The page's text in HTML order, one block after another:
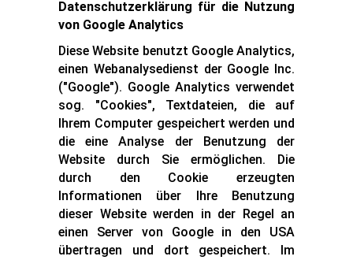
Datenschutzerklärung für die Nutzung
von Google Analytics
Diese Website benutzt Google Analytics,
einen Webanalysedienst der Google Inc.
("Google"). Google Analytics verwendet
sog. "Cookies", Textdateien, die auf
Ihrem Computer gespeichert werden und
die eine Analyse der Benutzung der
Website durch Sie ermöglichen. Die
durch den Cookie erzeugten
Informationen über Ihre Benutzung
dieser Website werden in der Regel an
einen Server von Google in den USA
übertragen und dort gespeichert. Im